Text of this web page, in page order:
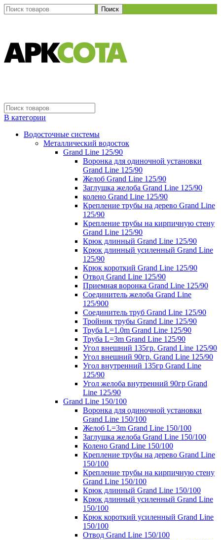
Поиск
В категории
Водосточные системы
Металлический водосток
Grand Line 125/90
Воронка для одиночной установки
Grand Line 125/90
Желоб Grand Line 125/90
Заглушка желоба Grand Line 125/90
колено Grand Line 125/90
Крепление трубы на дерево Grand Line
125/90
Крепление трубы на кирпичную стену
Grand Line 125/90
Крюк длинный Grand Line 125/90
Крюк длинный усиленный Grand Line
125/90
Крюк короткий Grand Line 125/90
Отвод Grand Line 125/90
Приемная воронка Grand Line 125/90
Соединитель желоба Grand Line
125/900
Соединитель труб Grand Line 125/90
Тройник трубы Grand Line 125/90
Труба L=1.0m Grand Line 125/90
Труба L=3m Grand Line 125/90
Угол внешний 135гр. Grand Line 125/90
Угол внешний 90гр. Grand Line 125/90
Угол внутренний 135гр Grand Line
125/90
Угол желоба внутренний 90гр Grand
Line 125/90
Grand Line 150/100
Воронка для одиночной установки
Grand Line 150/100
Желоб L=3m Grand Line 150/100
Заглушка желоба Grand Line 150/100
Колено Grand Line 150/100
Крепление трубы на дерево Grand Line
150/100
Крепление трубы на кирпичную стену
Grand Line 150/100
Крюк длинный Grand Line 150/100
Крюк длинный усиленный Grand Line
150/100
Крюк короткий усиленный Grand Line
150/100
Отвод Grand Line 150/100